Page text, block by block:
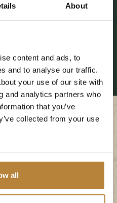
About
content and ads, to
and to analyse our traffic.
your use of our site with
and analytics partners who
that you’ve
collected from your use
all
met uw
met uw baby op ons
kampeerplaatsen zijn
samen